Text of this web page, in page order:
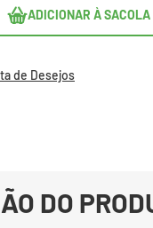
ADICIONAR À SACOLA
de Desejos
DO